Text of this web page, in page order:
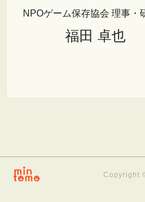
NPOゲーム保存協会 理事・
福田 卓也
Copyright